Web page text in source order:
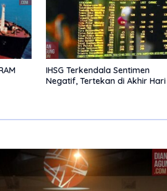
IHSG Terkendala Sentimen
Negatif, Tertekan di Akhir Hari